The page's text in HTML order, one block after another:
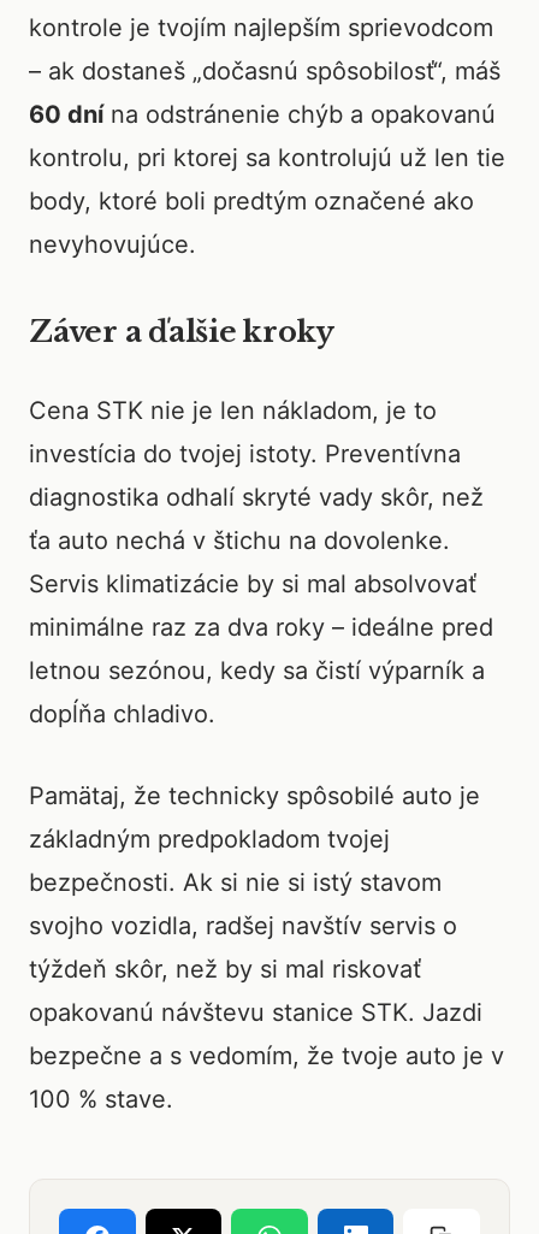
kontrole je tvojím najlepším sprievodcom
– ak dostaneš „dočasnú spôsobilosť“, máš
60 dnína odstránenie chýb a opakovanú
kontrolu, pri ktorej sa kontrolujú už len tie
body, ktoré boli predtým označené ako
nevyhovujúce.
Záver a ďalšie kroky
Cena STK nie je len nákladom, je to
investícia do tvojej istoty. Preventívna
diagnostika odhalí skryté vady skôr, než
ťa auto nechá v štichu na dovolenke.
Servis klimatizácie by si mal absolvovať
minimálne raz za dva roky – ideálne pred
letnou sezónou, kedy sa čistí výparník a
dopĺňa chladivo.
Pamätaj, že technicky spôsobilé auto je
základným predpokladom tvojej
bezpečnosti. Ak si nie si istý stavom
svojho vozidla, radšej navštív servis o
týždeň skôr, než by si mal riskovať
opakovanú návštevu stanice STK. Jazdi
bezpečne a s vedomím, že tvoje auto je v
100 % stave.